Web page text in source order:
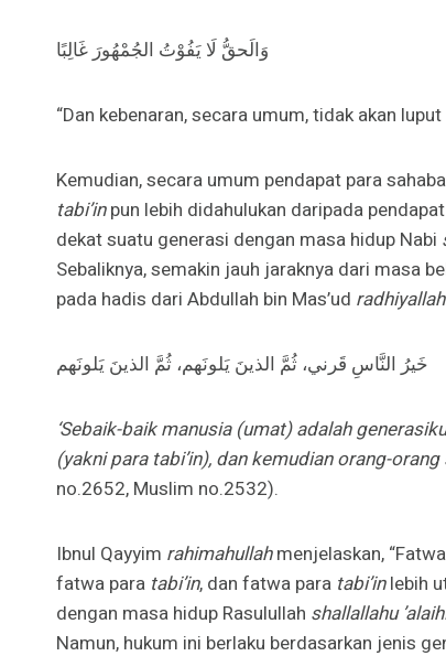
وَالَحقُّ لَا يَفُوْتُ الجُمْهُورَ غَالِبًا
“Dan kebenaran, secara umum, tidak akan
Kemudian, secara umum pendapat para
tabi’inpun lebih didahulukan daripada pendapat
dekat suatu generasi dengan masa hidup Nabi
Sebaliknya, semakin jauh jaraknya dari masa
pada hadis dari Abdullah bin Mas’ud
خَيرُ النَّاسِ قَرني، ثُمَّ الذينَ يَلونَهم، ثُمَّ الذينَ يَلونَهم
‘Sebaik-baik manusia (umat) adalah
(yakni para tabi’in), dan kemudian orang-
no.2652, Muslim no.2532).
Ibnul Qayyim rahimahullahmenjelaskan,
fatwa para tabi’in, dan fatwa para tabi’inlebih
dengan masa hidup Rasulullah shallallahu
Namun, hukum ini berlaku berdasarkan jenis